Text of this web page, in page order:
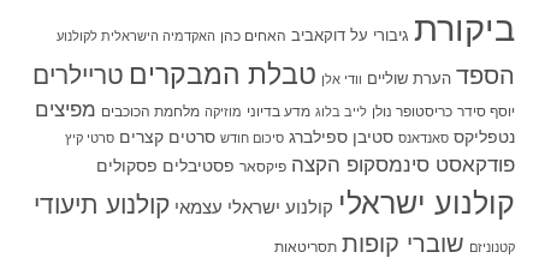
ביקורת גיבורי על דוקאביב האחים כהן האקדמיה הישראלית לקולנוע
הספד הערת שוליים וודי אלן טבלת המבקרים טריילרים
יוסף סידר כריסטופר נולן לייב בלוג מדע בדיוני מוזיקה מלחמת הכוכבים מפיצים
נטפליקס סאנדאנס סטיבן ספילברג סיכום חודש סרטים קצרים סרטי קיץ
פודקאסט סינמסקופ הקצה פיקסאר פסטיבלים פסקולים
קולנוע ישראלי קולנוע ישראלי עצמאי קולנוע תיעודי
קטנוניזם שוברי קופות תסריטאות